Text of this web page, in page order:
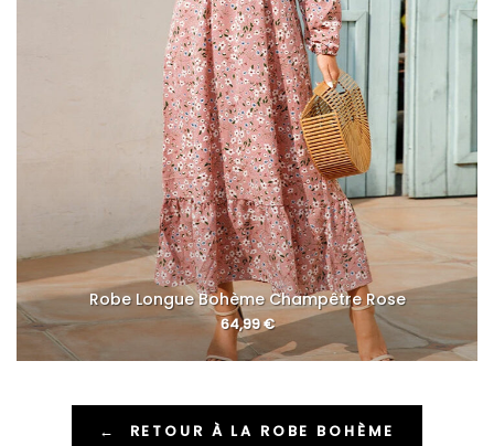
Robe Longue Bohème Champêtre Rose
64,99€
← RETOUR À LA ROBE BOHÈME